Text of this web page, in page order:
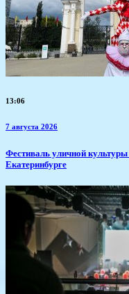
13:06
7 августа 2026
​Фестиваль уличной
Екатеринбурге